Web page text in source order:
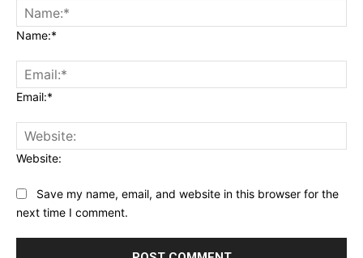
Name:*
Email:*
Website:
Save my name, email, and website in this browser for the
next time I comment.